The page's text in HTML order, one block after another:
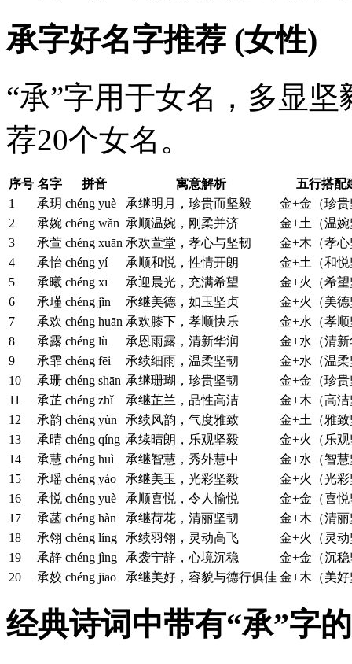
承字好名字推荐 (女性)
“承”字用于女名，多显
荐20个女名。
序号 名字 拼音 寓意解析
五行搭配
1
承玥 chéng yuè 承继明月，珍贵而坚毅
金+金（珍
2
承婉 chéng wǎn 承顺温婉，刚柔并济
金+土（温
3
承萱 chéng xuān 承欢萱堂，孝心与坚韧
金+木（孝
4
承怡 chéng yí 承顺和悦，性情开朗
金+土（和
5
承曦 chéng xī 承迎晨光，充满希望
金+火（希
6
承瑾 chéng jǐn 承继美德，如玉坚贞
金+火（美
7
承欢 chéng huān 承欢膝下，孝顺快乐
金+水（孝
8
承露 chéng lù 承恩雨露，清新华润
金+水（清
9
承霏 chéng fēi 承续细雨，温柔坚韧
金+水（温
10
承珊 chéng shān 承继珊瑚，珍贵坚韧
金+金（珍
11
承芷 chéng zhǐ 承继芷兰，品性高洁
金+木（高
12
承韵 chéng yùn 承续风韵，气度雅致
金+土（雅
13
承晴 chéng qíng 承续晴朗，乐观坚毅
金+火（乐
14
承慧 chéng huì 承继智慧，秀外慧中
金+水（智
15
承瑶 chéng yáo 承继美玉，光彩坚毅
金+火（光
16
承悦 chéng yuè 承顺喜悦，令人愉悦
金+金（喜
17
承菡 chéng hàn 承继荷花，清丽坚韧
金+木（清
18
承翎 chéng líng 承续羽翎，灵动高飞
金+火（灵
19
承静 chéng jìng 承袭宁静，心境沉稳
金+金（沉
20
承姣 chéng jiāo 承继美好，容貌与德行俱佳 金+木（美
经典诗词中带有“承”字